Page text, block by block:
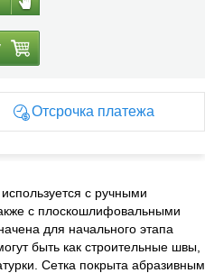
Отсрочка платежа
с ручными
с плоскошлифовальными
для начального этапа
быть как строительные швы,
Сетка покрыта абразивным